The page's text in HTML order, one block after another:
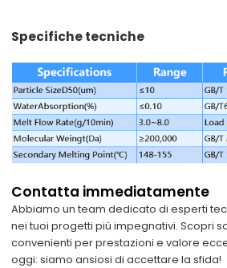
Specifiche tecniche
Contatta immediatamente
Abbiamo un team dedicato di esperti
nei tuoi progetti più impegnativi. Scopri
convenienti per prestazioni e valore
oggi: siamo ansiosi di accettare la sfida!